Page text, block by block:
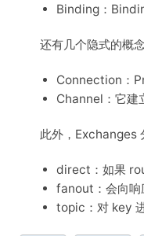
Binding：
还有几个隐式的概念
Connection：
Channel：它建
此外，Exchanges
direct：如果
fanout：会向响
topic：对 key